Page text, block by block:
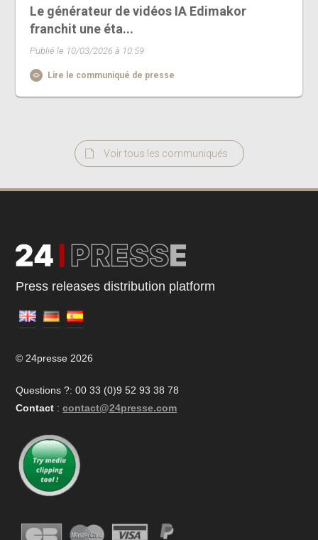
Le générateur de vidéos IA Edimakor
franchit une éta...
Publié le 10/03/2026 à 10:59
Lire le communiqué de presse
Voir tous les communiqués
Press releases distribution platform
© 24presse 2026
Questions ?: 00 33 (0)9 52 93 38 78
Contact : contact@24presse.com